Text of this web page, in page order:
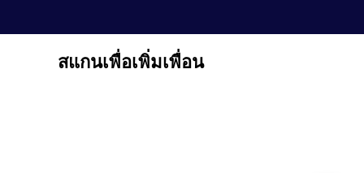
สแกนเพื่อเพิ่มเพื่อน